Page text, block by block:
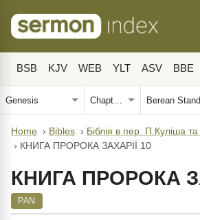
BSB KJV WEB YLT ASV BBE
Home › Bibles › Біблія в пер. П.Куліша
› КНИГА ПРОРОКА ЗАХАРІЇ 10
КНИГА ПРОРОКА
PAN